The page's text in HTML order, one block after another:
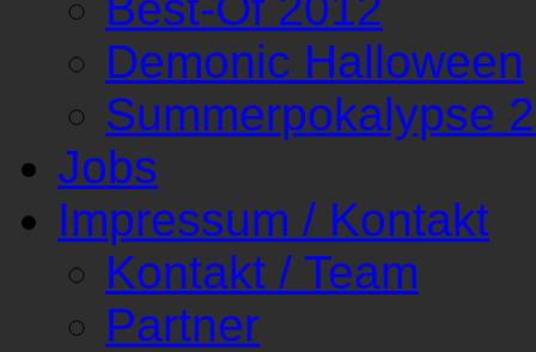
Demonic Halloween
Summerpokalypse
Jobs
Impressum / Kontakt
Kontakt / Team
Partner